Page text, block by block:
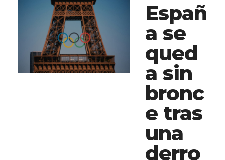
Españ
a se
qued
a sin
bronc
e tras
una
derro